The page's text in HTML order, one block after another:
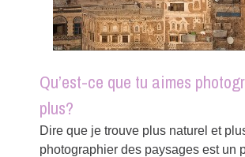
Qu’est-ce que tu aimes
plus?
Dire que je trouve plus naturel et
photographier des paysages est un